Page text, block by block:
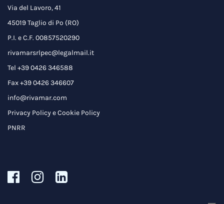
Via del Lavoro, 41
45019 Taglio di Po (RO)
P.I. e C.F. 00857520290
rivamarsrlpec@legalmail.it
Tel +39 0426 346588
Fax +39 0426 346607
info@rivamar.com
Privacy PolicyeCookie Policy
PNRR